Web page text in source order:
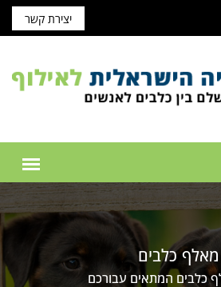
יצירת קשר
מאלף כלבים
כלבים המתאים עבורכם